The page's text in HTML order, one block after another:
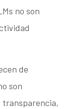
no son
de
son